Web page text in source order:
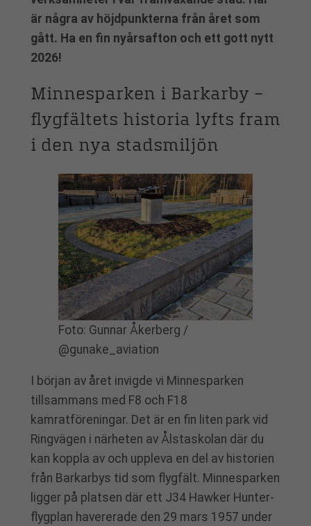
är några av höjdpunkterna från året som
gått. Ha en fin nyårsafton och ett gott nytt
2026!
Minnesparken i Barkarby –
flygfältets historia lyfts fram
i den nya stadsmiljön
Foto: Gunnar Åkerberg /
@gunake_aviation
I början av året invigde vi Minnesparken
tillsammans med F8 och F18
kamratföreningar. Det är en fin liten park vid
Ringvägen i närheten av Ålstaskolan där du
kan koppla av och uppleva en del av historien
från Barkarbys tid som flygfält. Minnesparken
ligger på platsen där ett J34 Hawker Hunter-
flygplan havererade den 29 mars 1957 under